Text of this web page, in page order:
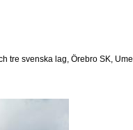
tre svenska lag, Örebro SK,